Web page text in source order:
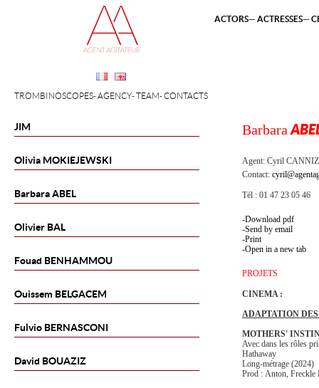
JIM
Olivia MOKIEJEWSKI
BarbaraABEL
Olivier BAL
Fouad BENHAMMOU
Ouissem BELGACEM
Fulvio BERNASCONI
David BOUAZIZ
TROMBINOSCOPES AGENCY TEAM CONTACTS
ACTORS ACTRESSES
Barbara
Agent: Cyril
Contact:
Tél : 01 47 23 05 46
Download pdf
Send by email
Print
Open in a new tab
PROJETS
CINEMA :
ADAPTATION
MOTHERS'
Avec dans les rôles
Hathaway
Long-métrage (2024)
Prod : Anton, Freckle